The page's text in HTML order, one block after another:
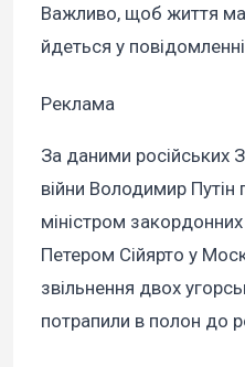
Важливо, щоб життя
йдеться у
Реклама
За даними російських
війни Володимир Путін
міністром
Петером Сійярто у
звільнення двох
потрапили в полон до